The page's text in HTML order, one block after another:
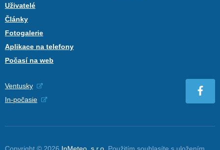
Uživatelé
Články
Fotogalerie
Aplikace na telefony
Počasí na web
Ventusky
In-počasie
Copyright © 2026 InMeteo, s.r.o. Použitím souhlasíte s uložením